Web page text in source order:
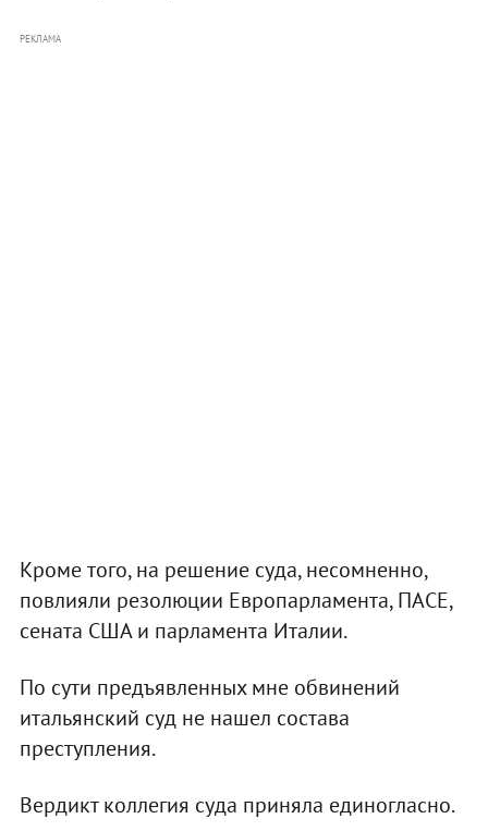
РЕКЛАМА
Кроме того, на решение суда, несомненно,
повлияли резолюции Европарламента, ПАСЕ,
сената США и парламента Италии.
По сути предъявленных мне обвинений
итальянский суд не нашел состава
преступления.
Вердикт коллегия суда приняла единогласно.